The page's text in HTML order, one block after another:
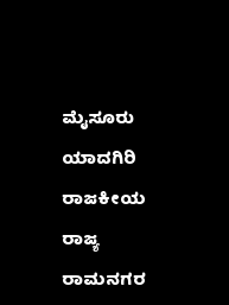
ಮೈಸೂರು
ಯಾದಗಿರಿ
ರಾಜಕೀಯ
ರಾಜ್ಯ
ರಾಮನಗರ